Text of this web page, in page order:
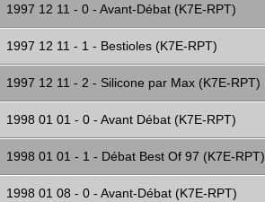
1997 12 11 - 0 - Avant-Débat (K7E-RPT)
1997 12 11 - 1 - Bestioles (K7E-RPT)
1997 12 11 - 2 - Silicone par Max (K7E-RPT)
1998 01 01 - 0 - Avant Débat (K7E-RPT)
1998 01 01 - 1 - Débat Best Of 97 (K7E-RPT)
1998 01 08 - 0 - Avant-Débat (K7E-RPT)